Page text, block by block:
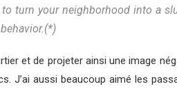
turn your neighborhood into a
et de projeter ainsi une image
J’ai aussi beaucoup aimé les